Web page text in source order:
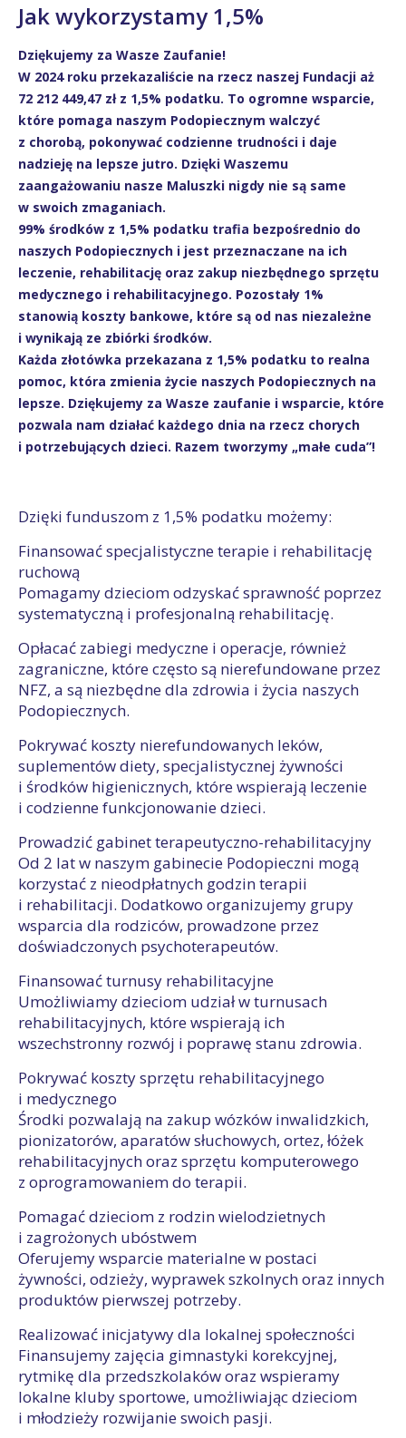
Jak wykorzystamy 1,5%
Dziękujemy za Wasze Zaufanie!
W 2024 roku przekazaliście na rzecz naszej Fundacji aż
72 212 449,47 zł z 1,5% podatku. To ogromne wsparcie,
które pomaga naszym Podopiecznym walczyć
z chorobą, pokonywać codzienne trudności i daje
nadzieję na lepsze jutro. Dzięki Waszemu
zaangażowaniu nasze Maluszki nigdy nie są same
w swoich zmaganiach.
99% środków z 1,5% podatku trafia bezpośrednio do
naszych Podopiecznych i jest przeznaczane na ich
leczenie, rehabilitację oraz zakup niezbędnego sprzętu
medycznego i rehabilitacyjnego. Pozostały 1%
stanowią koszty bankowe, które są od nas niezależne
i wynikają ze zbiórki środków.
Każda złotówka przekazana z 1,5% podatku to realna
pomoc, która zmienia życie naszych Podopiecznych na
lepsze. Dziękujemy za Wasze zaufanie i wsparcie, które
pozwala nam działać każdego dnia na rzecz chorych
i potrzebujących dzieci. Razem tworzymy „małe cuda”!
Dzięki funduszom z 1,5% podatku możemy:
Finansować specjalistyczne terapie i rehabilitację
ruchową
Pomagamy dzieciom odzyskać sprawność poprzez
systematyczną i profesjonalną rehabilitację.
Opłacać zabiegi medyczne i operacje, również
zagraniczne, które często są nierefundowane przez
NFZ, a są niezbędne dla zdrowia i życia naszych
Podopiecznych.
Pokrywać koszty nierefundowanych leków,
suplementów diety, specjalistycznej żywności
i środków higienicznych, które wspierają leczenie
i codzienne funkcjonowanie dzieci.
Prowadzić gabinet terapeutyczno-rehabilitacyjny
Od 2 lat w naszym gabinecie Podopieczni mogą
korzystać z nieodpłatnych godzin terapii
i rehabilitacji. Dodatkowo organizujemy grupy
wsparcia dla rodziców, prowadzone przez
doświadczonych psychoterapeutów.
Finansować turnusy rehabilitacyjne
Umożliwiamy dzieciom udział w turnusach
rehabilitacyjnych, które wspierają ich
wszechstronny rozwój i poprawę stanu zdrowia.
Pokrywać koszty sprzętu rehabilitacyjnego
i medycznego
Środki pozwalają na zakup wózków inwalidzkich,
pionizatorów, aparatów słuchowych, ortez, łóżek
rehabilitacyjnych oraz sprzętu komputerowego
z oprogramowaniem do terapii.
Pomagać dzieciom z rodzin wielodzietnych
i zagrożonych ubóstwem
Oferujemy wsparcie materialne w postaci
żywności, odzieży, wyprawek szkolnych oraz innych
produktów pierwszej potrzeby.
Realizować inicjatywy dla lokalnej społeczności
Finansujemy zajęcia gimnastyki korekcyjnej,
rytmikę dla przedszkolaków oraz wspieramy
lokalne kluby sportowe, umożliwiając dzieciom
i młodzieży rozwijanie swoich pasji.